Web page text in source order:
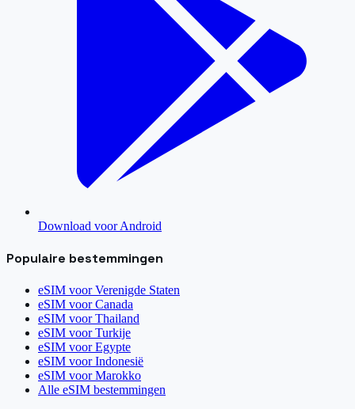
Download voor Android
Populaire bestemmingen
eSIM voorVerenigde Staten
eSIM voorCanada
eSIM voorThailand
eSIM voorTurkije
eSIM voorEgypte
eSIM voorIndonesië
eSIM voorMarokko
Alle eSIM bestemmingen